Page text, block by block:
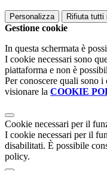
Personalizza Rifiuta tutti
Gestione cookie
In questa schermata è
I cookie necessari sono
piattaforma e non è
Per conoscere quali sono
visionare la COOKIE
Cookie necessari per il
I cookie necessari per il
disabilitati. È possibile
policy.